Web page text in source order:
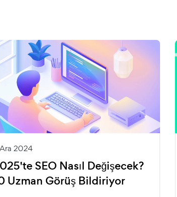
2024
SEO Nasıl Değişecek?
Uzman Görüş Bildiriyor